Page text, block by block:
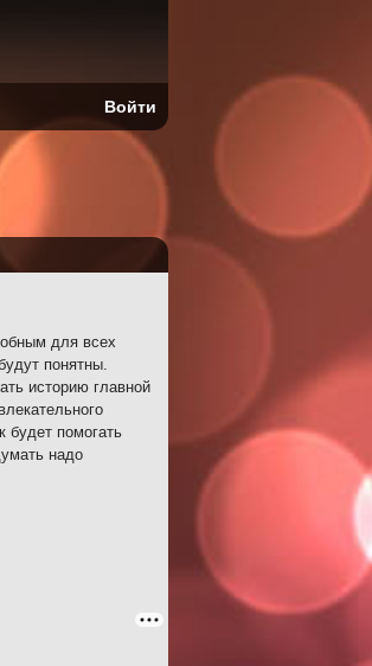
для всех
понятны.
историю главной
будет помогать
надо
Войти